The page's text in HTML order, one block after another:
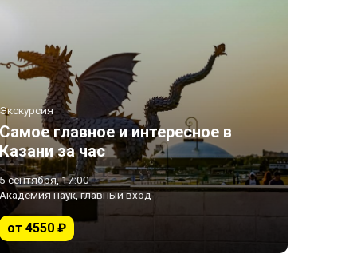
Экскурсия
Самое главное и интересное в
Казани за час
5 сентября, 17:00
Академия наук, главный вход
от 4550 ₽